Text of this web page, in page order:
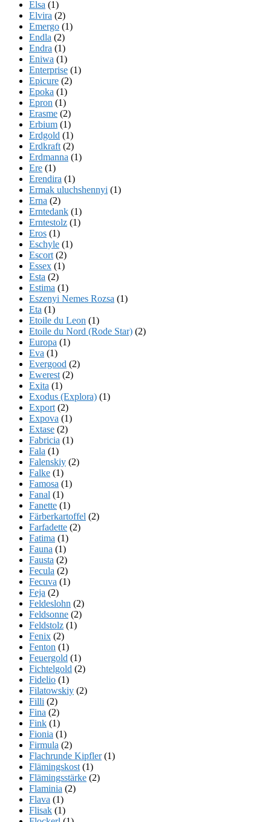
Elsa (1)
Elvira (2)
Emergo (1)
Endla (2)
Endra (1)
Eniwa (1)
Enterprise (1)
Epicure (2)
Epoka (1)
Epron (1)
Erasme (2)
Erbium (1)
Erdgold (1)
Erdkraft (2)
Erdmanna (1)
Ere (1)
Erendira (1)
Ermak uluchshennyi (1)
Erna (2)
Erntedank (1)
Erntestolz (1)
Eros (1)
Eschyle (1)
Escort (2)
Essex (1)
Esta (2)
Estima (1)
Eszenyi Nemes Rozsa (1)
Eta (1)
Etoile du Leon (1)
Etoile du Nord (Rode Star) (2)
Europa (1)
Eva (1)
Evergood (2)
Ewerest (2)
Exita (1)
Exodus (Explora) (1)
Export (2)
Expova (1)
Extase (2)
Fabricia (1)
Fala (1)
Falenskiy (2)
Falke (1)
Famosa (1)
Fanal (1)
Fanette (1)
Färberkartoffel (2)
Farfadette (2)
Fatima (1)
Fauna (1)
Fausta (2)
Fecula (2)
Fecuva (1)
Feja (2)
Feldeslohn (2)
Feldsonne (2)
Feldstolz (1)
Fenix (2)
Fenton (1)
Feuergold (1)
Fichtelgold (2)
Fidelio (1)
Filatowskiy (2)
Filli (2)
Fina (2)
Fink (1)
Fionia (1)
Firmula (2)
Flachrunde Kipfler(1)
Flämingskost (1)
Flämingsstärke (2)
Flaminia (2)
Flava (1)
Flisak (1)